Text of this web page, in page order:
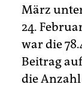
März
24.
war die
Beitrag
die Anzahl